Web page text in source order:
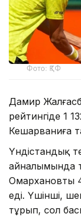
Фото: ҚТФ
Дамир
рейтингіде 1
Кешарваниға
Үндістандық
айналымында
Омархановты
еді. Үшінші,
тұрып, сол